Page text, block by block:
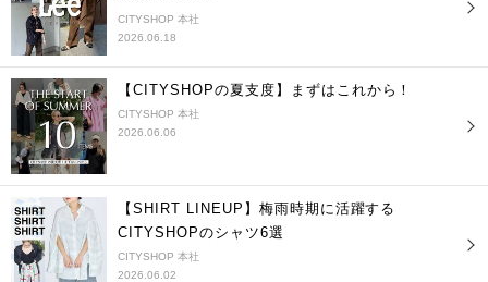
CITYSHOP 本社
2026.06.18
【CITYSHOPの夏支度】まずはこれから！
CITYSHOP 本社
2026.06.06
【SHIRT LINEUP】梅雨時期に活躍する
CITYSHOPのシャツ6選
CITYSHOP 本社
2026.06.02